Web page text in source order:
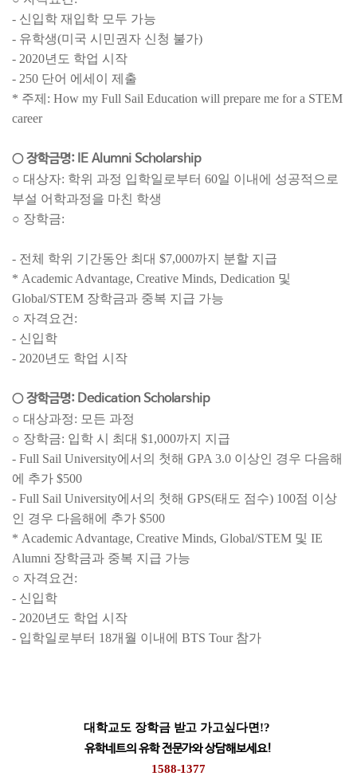
- 신입학 재입학 모두 가능
- 유학생(미국 시민권자 신청 불가)
- 2020년도 학업 시작
- 250 단어 에세이 제출
* 주제: How my Full Sail Education will prepare me for a STEM
career
○ 장학금명: IE Alumni Scholarship
○ 대상자: 학위 과정 입학일로부터 60일 이내에 성공적으로
부설 어학과정을 마친 학생
○ 장학금:
- 전체 학위 기간동안 최대 $7,000까지 분할 지급
* Academic Advantage, Creative Minds, Dedication 및
Global/STEM 장학금과 중복 지급 가능
○ 자격요건:
- 신입학
- 2020년도 학업 시작
○ 장학금명: Dedication Scholarship
○ 대상과정: 모든 과정
○ 장학금: 입학 시 최대 $1,000까지 지급
- Full Sail University에서의 첫해 GPA 3.0 이상인 경우 다음해
에 추가 $500
- Full Sail University에서의 첫해 GPS(태도 점수) 100점 이상
인 경우 다음해에 추가 $500
* Academic Advantage, Creative Minds, Global/STEM 및 IE
Alumni 장학금과 중복 지급 가능
○ 자격요건:
- 신입학
- 2020년도 학업 시작
- 입학일로부터 18개월 이내에 BTS Tour 참가
대학교도 장학금 받고 가고싶다면!?
유학네트의 유학 전문가와 상담해보세요!
1588-1377